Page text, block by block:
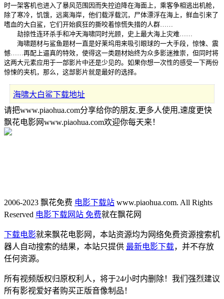
时一架客机也进入了暴风范围因而失控迫降在海面上，乘客争相逃出机舱，
除了寒冷，饥饿，远离海岸，他们载浮载沉，尸体漂浮在海上，鲜血引来了
嗜血的大白鲨，它们开始疯狂的撕咬着惊慌失措的人群……
劫掠性连环杀手和冲天海啸同时光顾，史上最大海上灾难……
海啸题材与鲨鱼题材一直是好莱坞用来吸引眼球的一大手段，惊悚、震
憾……再配上逼真的特效，使得这一类题材始终为众多影迷推崇，但同时将
这两大元素应用于一部影片中还是少见的。如果你想一次性的感受一下两份
惊悚的夹机，那么，这部影片就是最好的选择。
海啸大白鲨下载地址
请把www.piaohua.com分享给你的朋友,更多人使用,速度更快
飘花电影网www.piaohua.com欢迎你每天来！
2006-2023 飘花免费 电影下载站 www.piaohua.com. All Rights
Reserved 电影下载网站 免费就在飘花网
下载电影就来飘花电影网，本站资源均为网络免费资源搜索机
器人自动搜索的结果，本站只提供 最新电影下载，并不存放
任何资源。
所有视频版权归原权利人，将于24小时内删除！我们强烈建议
所有影视爱好者购买正版音像制品！